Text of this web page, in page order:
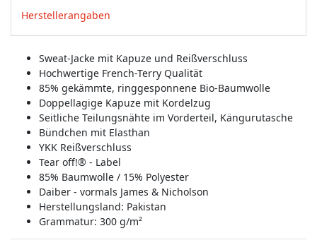
Herstellerangaben
Sweat-Jacke mit Kapuze und Reißverschluss
Hochwertige French-Terry Qualität
85% gekämmte, ringgesponnene Bio-Baumwolle
Doppellagige Kapuze mit Kordelzug
Seitliche Teilungsnähte im Vorderteil, Kängurutasche
Bündchen mit Elasthan
YKK Reißverschluss
Tear off!® - Label
85% Baumwolle / 15% Polyester
Daiber - vormals James & Nicholson
Herstellungsland: Pakistan
Grammatur: 300 g/m²